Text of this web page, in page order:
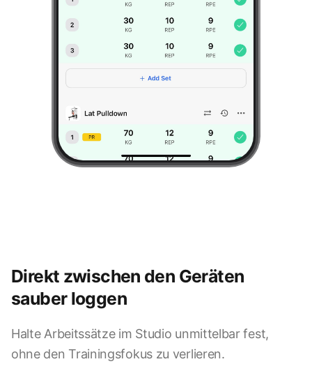
Direkt zwischen den Geräten
sauber loggen
Halte Arbeitssätze im Studio unmittelbar fest,
ohne den Trainingsfokus zu verlieren.